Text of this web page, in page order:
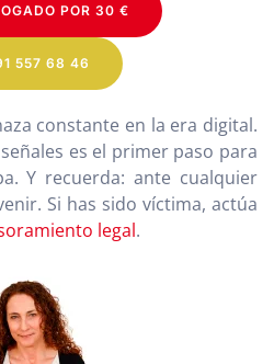
POR 30 €
557 68 46
constante en la era digital.
es el primer paso para
Y recuerda: ante cualquier
Si has sido víctima, actúa
legal.